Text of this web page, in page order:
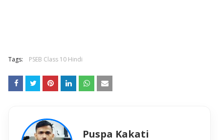
Tags: PSEB Class 10 Hindi
Puspa Kakati